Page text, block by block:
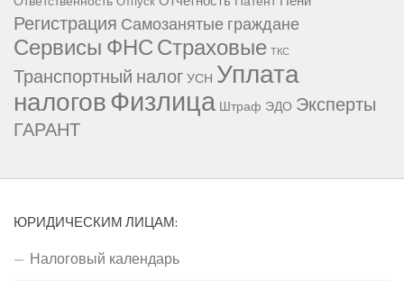
Регистрация Самозанятые граждане
Сервисы ФНССтраховые ТКС
Транспортный налогУСН Уплата
налоговФизлица Штраф ЭДО Эксперты
ГАРАНТ
ЮРИДИЧЕСКИМ ЛИЦАМ:
Налоговый календарь